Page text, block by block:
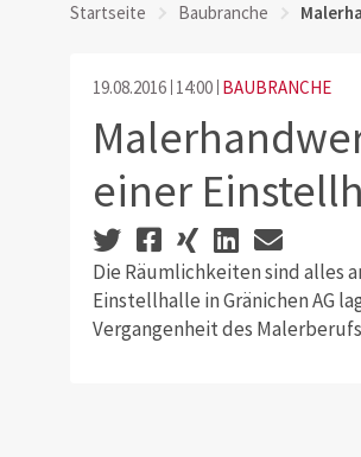
Startseite Baubranche
19.08.2016 14:00 BAUBRANCHE
einer
Die Räumlichkeiten sind alles
Einstellhalle in Gränichen AG
Vergangenheit des